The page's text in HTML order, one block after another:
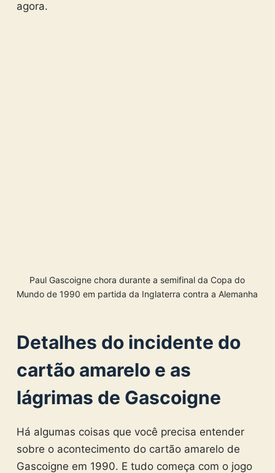
agora.
Paul Gascoigne chora durante a semifinal da Copa do
Mundo de 1990 em partida da Inglaterra contra a Alemanha
Detalhes do incidente do
cartão amarelo e as
lágrimas de Gascoigne
Há algumas coisas que você precisa entender
sobre o acontecimento do cartão amarelo de
Gascoigne em 1990. E tudo começa com o jogo